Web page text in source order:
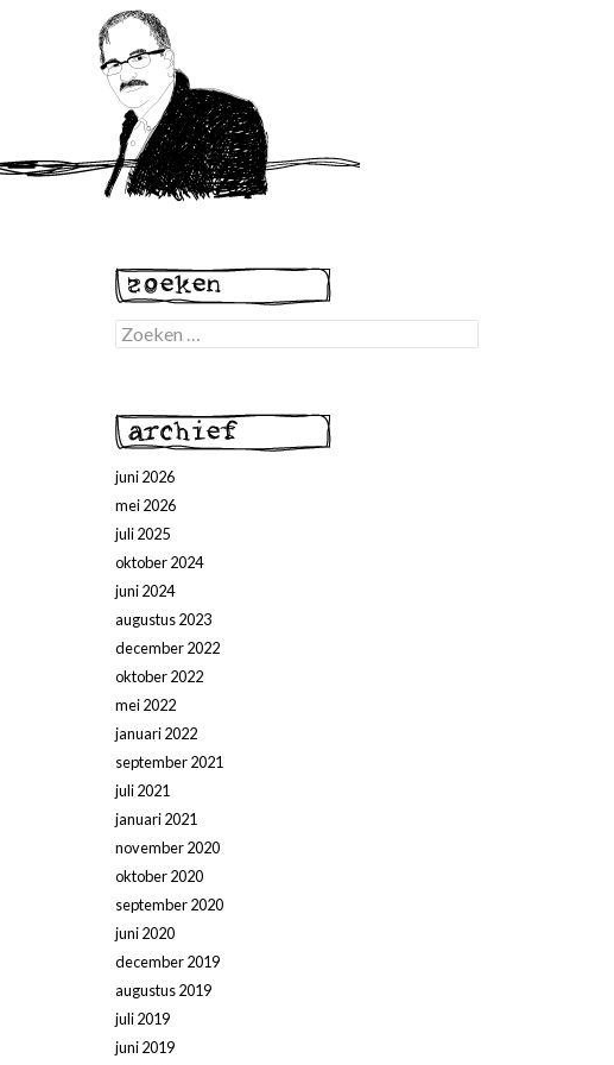
Zoeken
naar:
juni 2026
mei 2026
juli 2025
oktober 2024
juni 2024
augustus 2023
december 2022
oktober 2022
mei 2022
januari 2022
september 2021
juli 2021
januari 2021
november 2020
oktober 2020
september 2020
juni 2020
december 2019
augustus 2019
juli 2019
juni 2019